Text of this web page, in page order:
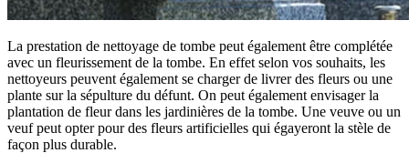
La prestation de nettoyage de tombe peut également être complétée
avec un fleurissement de la tombe. En effet selon vos souhaits, les
nettoyeurs peuvent également se charger de livrer des fleurs ou une
plante sur la sépulture du défunt. On peut également envisager la
plantation de fleur dans les jardinières de la tombe. Une veuve ou un
veuf peut opter pour des fleurs artificielles qui égayeront la stèle de
façon plus durable.